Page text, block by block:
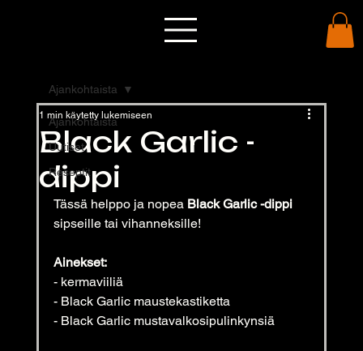
Ajankohtaista
Uutiset
Reseptit
Ajankohtaista
Black Garlic -
dippi
1 min käytetty lukemiseen
Tässä helppo ja nopea Black Garlic -dippi
sipseille tai vihanneksille!
Ainekset:
- kermaviiliä
- Black Garlic maustekastiketta
- Black Garlic mustavalkosipulinkynsiä